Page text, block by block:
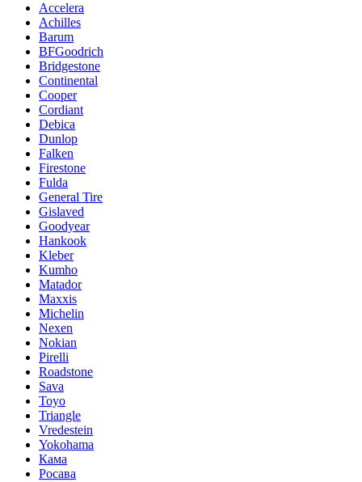
Accelera
Achilles
Barum
BFGoodrich
Bridgestone
Continental
Cooper
Cordiant
Debica
Dunlop
Falken
Firestone
Fulda
General Tire
Gislaved
Goodyear
Hankook
Kleber
Kumho
Matador
Maxxis
Michelin
Nexen
Nokian
Pirelli
Roadstone
Sava
Toyo
Triangle
Vredestein
Yokohama
Кама
Росава